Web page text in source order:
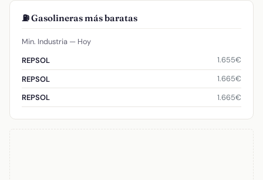
⛽ Gasolineras más baratas
Min. Industria — Hoy
REPSOL
1.655€
REPSOL
1.665€
REPSOL
1.665€